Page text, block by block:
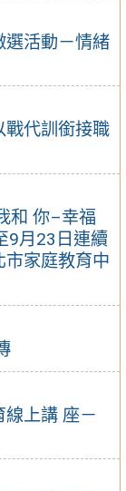
選活動－情緒
戰代訓銜接職
和 你–幸福
9月23日連續
家庭教育中
線上講 座－